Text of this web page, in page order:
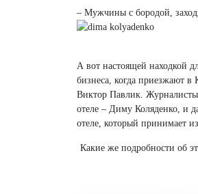
– Мужчины с бородой,
А вот настоящей находкой
бизнеса, когда приезжают в
Виктор Павлик. Журналисты
отеле – Диму Коляденко, и
отеле, который принимает
Какие же подробности об